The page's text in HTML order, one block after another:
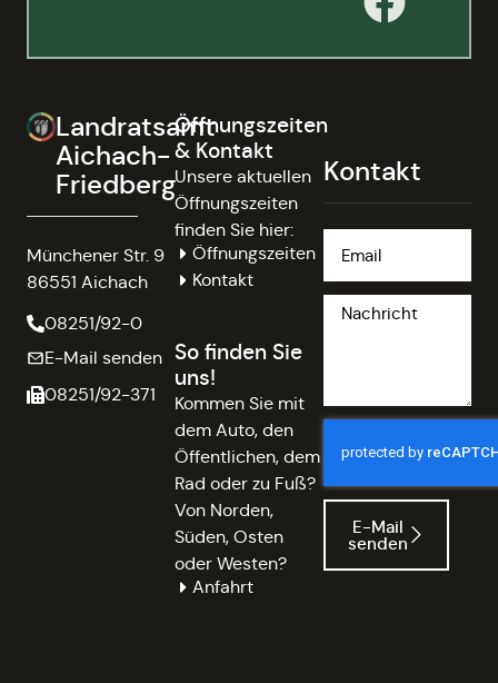
Landratsamt
Aichach-
Friedberg
Münchener Str. 9
86551 Aichach
08251/92-0
E-Mail senden
08251/92-371
Öffnungszeiten
& Kontakt
Unsere aktuellen
Öffnungszeiten
finden Sie hier:
Öffnungszeiten
Kontakt
So finden Sie
uns!
Kommen Sie mit
dem Auto, den
Öffentlichen, dem
Rad oder zu Fuß?
Von Norden,
Süden, Osten
oder Westen?
Anfahrt
Kontakt
E-Mail
senden